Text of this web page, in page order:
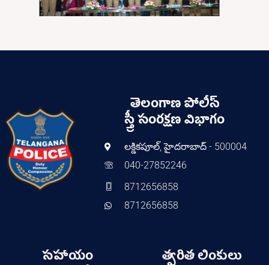
తెలంగాణ పోలీస్
స్త్రీ సంరక్షణ విభాగం
లక్డికపూల్, హైదరాబాద్ - 500004
040-27852246
8712656858
8712656858
సహాయం త్వరిత లింకులు